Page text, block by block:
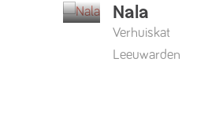
Nala
Verhuiskat
Leeuwarden